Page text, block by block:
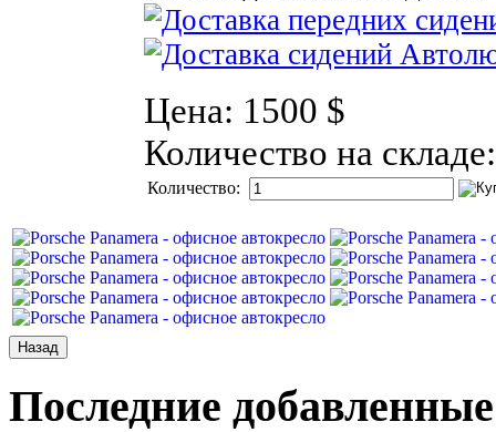
Цена: 1500 $
Количество на
Количество:
Последние добавленные